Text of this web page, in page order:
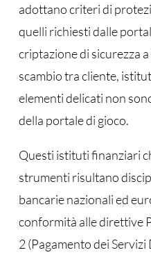
adottano criteri di
quelli richiesti dalle
criptazione di sicurezza
scambio tra cliente,
elementi delicati non
della portale di gioco.
Questi istituti finanziari
strumenti risultano
bancarie nazionali ed
conformità alle direttive
2 (Pagamento dei